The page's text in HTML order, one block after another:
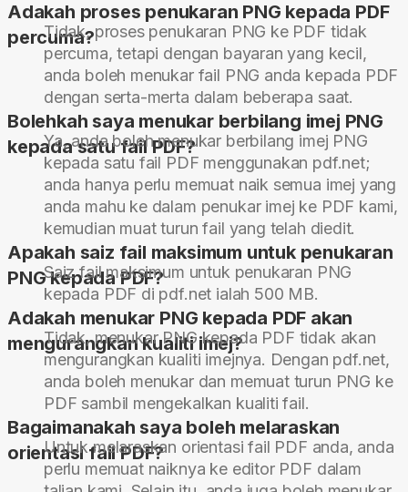
Adakah proses penukaran PNG kepada PDF
percuma?
Tidak, proses penukaran PNG ke PDF tidak
percuma, tetapi dengan bayaran yang kecil,
anda boleh menukar fail PNG anda kepada PDF
dengan serta-merta dalam beberapa saat.
Bolehkah saya menukar berbilang imej PNG
kepada satu fail PDF?
Ya, anda boleh menukar berbilang imej PNG
kepada satu fail PDF menggunakan pdf.net;
anda hanya perlu memuat naik semua imej yang
anda mahu ke dalam penukar imej ke PDF kami,
kemudian muat turun fail yang telah diedit.
Apakah saiz fail maksimum untuk penukaran
PNG kepada PDF?
Saiz fail maksimum untuk penukaran PNG
kepada PDF di pdf.net ialah 500 MB.
Adakah menukar PNG kepada PDF akan
mengurangkan kualiti imej?
Tidak, menukar PNG kepada PDF tidak akan
mengurangkan kualiti imejnya. Dengan pdf.net,
anda boleh menukar dan memuat turun PNG ke
PDF sambil mengekalkan kualiti fail.
Bagaimanakah saya boleh melaraskan
orientasi fail PDF?
Untuk melaraskan orientasi fail PDF anda, anda
perlu memuat naiknya ke editor PDF dalam